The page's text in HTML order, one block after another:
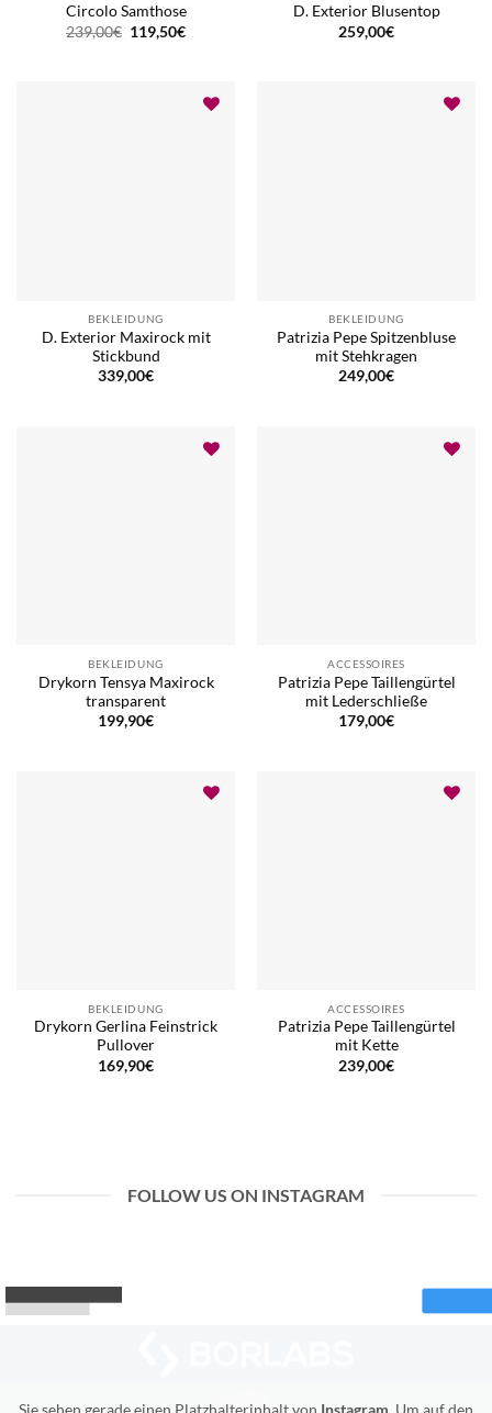
Circolo Samthose
239,00€ Ursprünglicher
Preis
119,50€Aktueller
D. Exterior Blusentop
259,00€
BEKLEIDUNG
D. Exterior Maxirock mit
Stickbund
339,00€
BEKLEIDUNG
Patrizia Pepe Spitzenbluse
mit Stehkragen
249,00€
BEKLEIDUNG
Drykorn Tensya Maxirock
transparent
199,90€
ACCESSOIRES
Patrizia Pepe Taillengürtel
mit Lederschließe
179,00€
BEKLEIDUNG
Drykorn Gerlina Feinstrick
Pullover
169,90€
ACCESSOIRES
Patrizia Pepe Taillengürtel
mit Kette
239,00€
FOLLOW US ON INSTAGRAM